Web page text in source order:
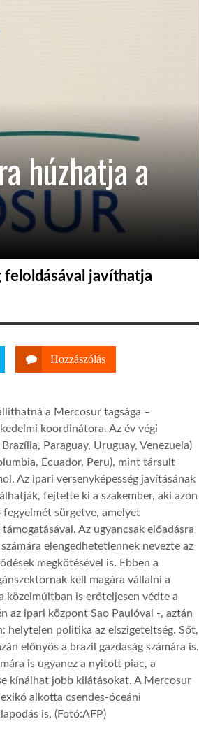
húzhatja a
feloldásával javíthatja
Hozzászólás
a Mercosur tagsága –
koordinátora. Az év végi
Paraguay, Uruguay, Venezuela)
Ecuador, Peru), mint társult
Az ipari versenyképesség javításának
fejtette ki a szakember, aki azon
fegyelmét sürgetve, amelyet
Az ugyancsak előadásra
elengedhetetlennek nevezte az
megkötésével is. Ebben a
kell magára vállalni a
közelmúltban is erőteljesen védte a
az ipari központ Sao Paulóval -, aztán
helytelen politika az elszigeteltség. Sőt,
előnyös a brazil gazdaság számára is.
is ugyanez a nyitott piac, a
kínálhat jobb kilátásokat. A Mercosur
alkotta csendes-óceáni
is. (Fotó:AFP)